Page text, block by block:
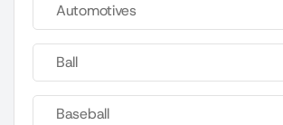
Automotives
Ball
Baseball